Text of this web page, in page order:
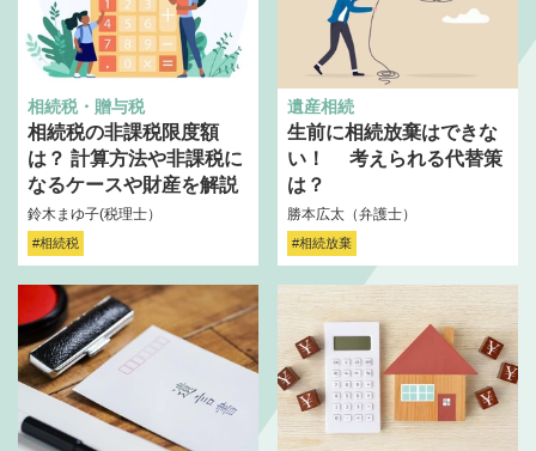
相続税・贈与税
相続税の非課税限度額
は？ 計算方法や非課税に
なるケースや財産を解説
鈴木まゆ子(税理士）
#相続税
遺産相続
生前に相続放棄はできな
い！ 考えられる代替策
は？
勝本広太（弁護士）
#相続放棄